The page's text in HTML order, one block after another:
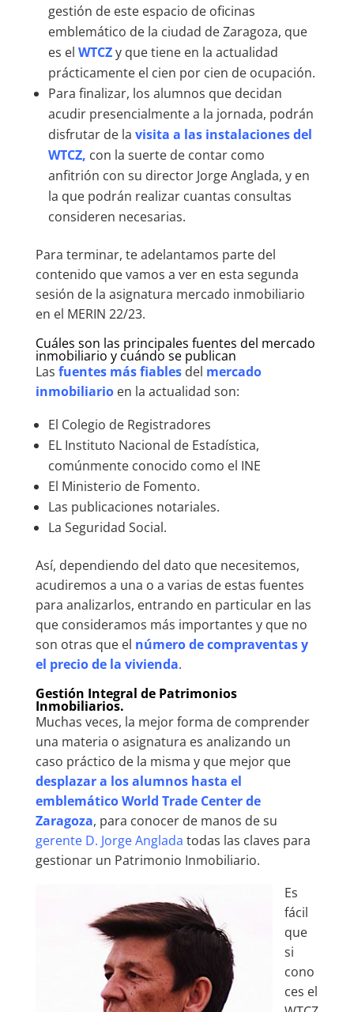
gestión de este espacio de oficinas
emblemático de la ciudad de Zaragoza, que
es el WTCZy que tiene en la actualidad
prácticamente el cien por cien de ocupación.
Para finalizar, los alumnos que decidan
acudir presencialmente a la jornada, podrán
disfrutar de la visita a las instalaciones del
WTCZ, con la suerte de contar como
anfitrión con su director Jorge Anglada, y en
la que podrán realizar cuantas consultas
consideren necesarias.
Para terminar, te adelantamos parte del
contenido que vamos a ver en esta segunda
sesión de la asignatura mercado inmobiliario
en el MERIN 22/23.
Cuáles son las principales fuentes del mercado
inmobiliario y cuándo se publican
Las fuentes más fiablesdel mercado
inmobiliario en la actualidad son:
El Colegio de Registradores
EL Instituto Nacional de Estadística,
comúnmente conocido como el INE
El Ministerio de Fomento.
Las publicaciones notariales.
La Seguridad Social.
Así, dependiendo del dato que necesitemos,
acudiremos a una o a varias de estas fuentes
para analizarlos, entrando en particular en las
que consideramos más importantes y que no
son otras que el número de compraventas y
el precio de la vivienda.
Gestión Integral de Patrimonios
Inmobiliarios.
Muchas veces, la mejor forma de comprender
una materia o asignatura es analizando un
caso práctico de la misma y que mejor que
desplazar a los alumnos hasta el
emblemático World Trade Center de
Zaragoza, para conocer de manos de su
gerente D. Jorge Anglada todas las claves para
gestionar un Patrimonio Inmobiliario.
Es
fácil
que
si
cono
ces el